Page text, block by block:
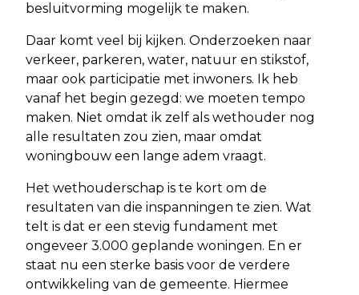
besluitvorming mogelijk te maken.
Daar komt veel bij kijken. Onderzoeken naar
verkeer, parkeren, water, natuur en stikstof,
maar ook participatie met inwoners. Ik heb
vanaf het begin gezegd: we moeten tempo
maken. Niet omdat ik zelf als wethouder nog
alle resultaten zou zien, maar omdat
woningbouw een lange adem vraagt.
Het wethouderschap is te kort om de
resultaten van die inspanningen te zien. Wat
telt is dat er een stevig fundament met
ongeveer 3.000 geplande woningen. En er
staat nu een sterke basis voor de verdere
ontwikkeling van de gemeente. Hiermee